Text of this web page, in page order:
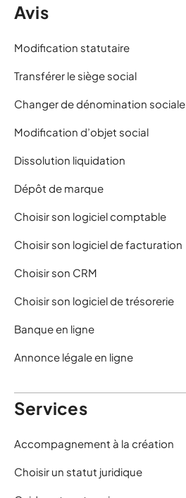
Avis
Modification statutaire
Transférer le siège social
Changer de dénomination sociale
Modification d’objet social
Dissolution liquidation
Dépôt de marque
Choisir son logiciel comptable
Choisir son logiciel de facturation
Choisir son CRM
Choisir son logiciel de trésorerie
Banque en ligne
Annonce légale en ligne
Services
Accompagnement à la création
Choisir un statut juridique